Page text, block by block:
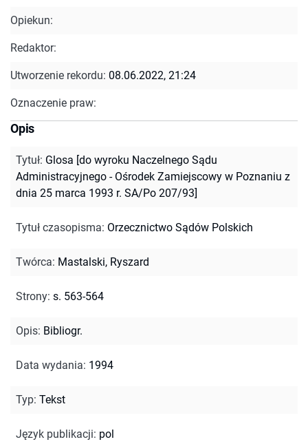
Opiekun:
Redaktor:
Utworzenie rekordu: 08.06.2022, 21:24
Oznaczenie praw:
Opis
Tytuł: Glosa [do wyroku Naczelnego Sądu
Administracyjnego - Ośrodek Zamiejscowy w Poznaniu z
dnia 25 marca 1993 r. SA/Po 207/93]
Tytuł czasopisma: Orzecznictwo Sądów Polskich
Twórca: Mastalski, Ryszard
Strony: s. 563-564
Opis: Bibliogr.
Data wydania: 1994
Typ: Tekst
Język publikacji: pol